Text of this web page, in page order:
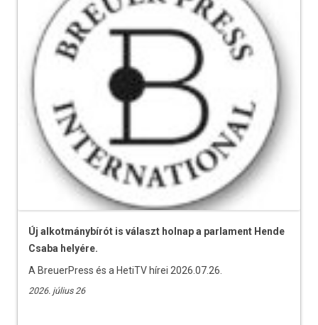
Új alkotmánybírót is választ holnap a parlament Hende
Csaba helyére.
A BreuerPress és a HetiTV hírei 2026.07.26.
2026. július 26